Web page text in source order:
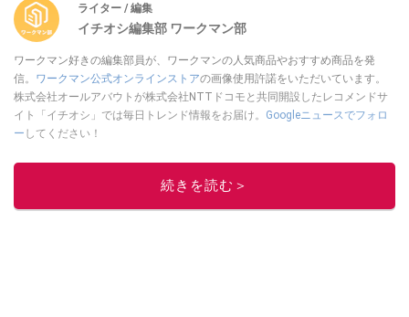
ライター / 編集
イチオシ編集部 ワークマン部
ワークマン好きの編集部員が、ワークマンの人気商品やおすすめ商品を発
信。 ワークマン公式オンラインストアの画像使用許諾をいただいています。
株式会社オールアバウトが株式会社NTTドコモと共同開設したレコメンドサ
イト「イチオシ」では毎日トレンド情報をお届け。 Googleニュースでフォロ
ー してください！
このイチオシストの他の記事を読む
続きを読む＞